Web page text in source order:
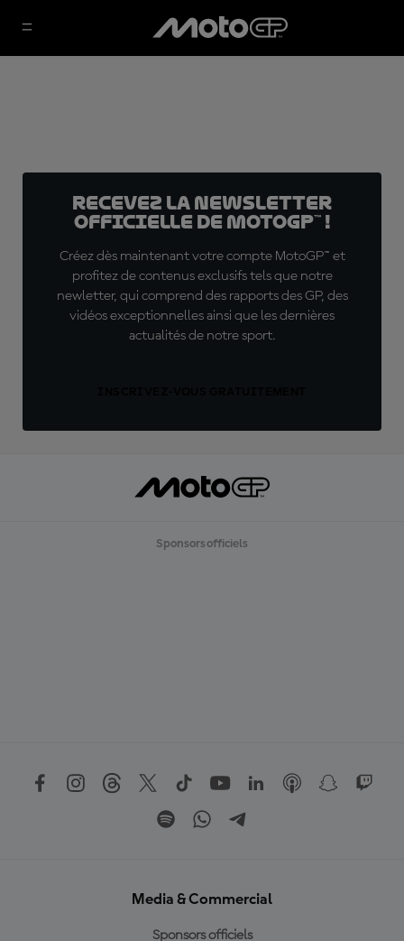
Recevez la Newsletter
officielle de MotoGP™ !
Créez dès maintenant votre compte MotoGP™ et
profitez de contenus exclusifs tels que notre
newletter, qui comprend des rapports des GP, des
vidéos exceptionnelles ainsi que les dernières
actualités de notre sport.
Sponsors officiels
Media & Commercial
Sponsors officiels